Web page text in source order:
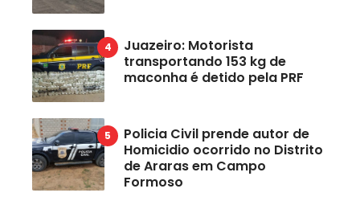
Juazeiro: Motorista
transportando 153 kg de
maconha é detido pela PRF
Policia Civil prende autor de
Homicidio ocorrido no Distrito
de Araras em Campo
Formoso